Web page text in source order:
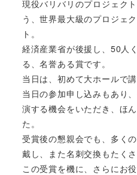
現役バリバリのプロジェク
う、世界最大級のプロジェ
ト。
経済産業省が後援し、50人
る、名誉ある賞です。
当日は、初めて大ホールで
当日の参加申し込みもあり
演する機会をいただき、ほ
た。
受賞後の懇親会でも、多く
戴し、また名刺交換もたく
この受賞を機に、さらにお